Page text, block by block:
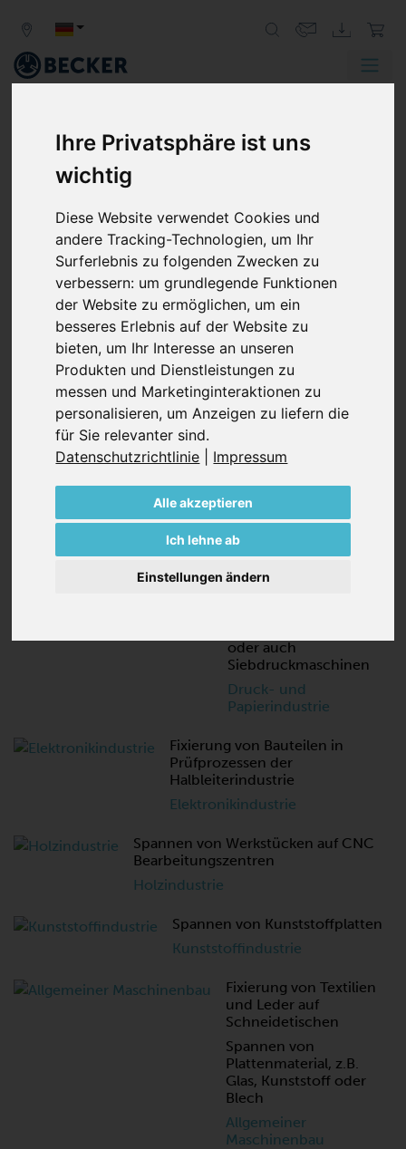
Ihre Privatsphäre ist uns
wichtig
Diese Website verwendet Cookies und
andere Tracking-Technologien, um Ihr
Surferlebnis zu folgenden Zwecken zu
verbessern: um grundlegende Funktionen
der Website zu ermöglichen, um ein
besseres Erlebnis auf der Website zu
bieten, um Ihr Interesse an unseren
Produkten und Dienstleistungen zu
messen und Marketinginteraktionen zu
personalisieren, um Anzeigen zu liefern die
für Sie relevanter sind.
Datenschutzrichtlinie
Impressum
Alle akzeptieren
Ich lehne ab
Einstellungen ändern
VAKUUMSPANNEN
WAS SIE VERSPRECHEN
Ob Elektroplatinen, Maschinenbauteile oder
Möbelstücke: Vakuumpumpen und Vakuumsysteme
von Becker sind stets die richtige Lösung, um jegliche
Einbauteile unter Vakuum zu fixieren und präzise
bearbeiten zu können.
ANWENDUNGSBEISPIELE FÜR
VAKUUMERZEUGER
Spannen von
Druckplatten in
Belichtungsanlagen und
in CTP Systemen
oder auch
Siebdruckmaschinen
Druck- und
Papierindustrie
Fixierung von Bauteilen in
Prüfprozessen der
Halbleiterindustrie
Elektronikindustrie
Spannen von Werkstücken auf CNC
Bearbeitungszentren
Holzindustrie
Spannen von Kunststoffplatten
Kunststoffindustrie
Fixierung von Textilien
und Leder auf
Schneidetischen
Spannen von
Plattenmaterial, z.B.
Glas, Kunststoff oder
Blech
Allgemeiner
Maschinenbau